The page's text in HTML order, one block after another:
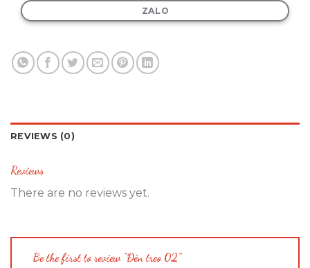
ZALO
REVIEWS (0)
Reviews
There are no reviews yet.
Be the first to review “Đèn treo 02”